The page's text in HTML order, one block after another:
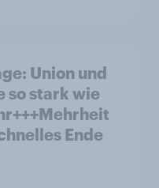
Union und
so stark wie
Ende